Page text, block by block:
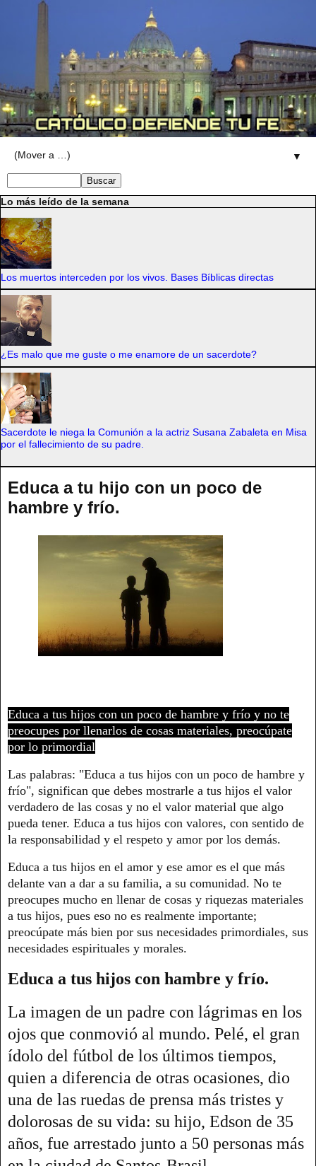
▼
Lo más leído de la semana
Los muertos interceden por los vivos. Bases Bíblicas directas
¿Es malo que me guste o me enamore de un sacerdote?
Sacerdote le niega la Comunión a la actriz Susana Zabaleta en Misa
por el fallecimiento de su padre.
Educa a tu hijo con un poco de
hambre y frío.
Educa a tus hijos con un poco de hambre y frío y no te
preocupes por llenarlos de cosas materiales, preocúpate
por lo primordial
Las palabras: "Educa a tus hijos con un poco de hambre y
frío", significan que debes mostrarle a tus hijos el valor
verdadero de las cosas y no el valor material que algo
pueda tener. Educa a tus hijos con valores, con sentido de
la responsabilidad y el respeto y amor por los demás.
Educa a tus hijos en el amor y ese amor es el que más
delante van a dar a su familia, a su comunidad. No te
preocupes mucho en llenar de cosas y riquezas materiales
a tus hijos, pues eso no es realmente importante;
preocúpate más bien por sus necesidades primordiales, sus
necesidades espirituales y morales.
Educa a tus hijos con hambre y frío.
La imagen de un padre con lágrimas en los
ojos que conmovió al mundo. Pelé, el gran
ídolo del fútbol de los últimos tiempos,
quien a diferencia de otras ocasiones, dio
una de las ruedas de prensa más tristes y
dolorosas de su vida: su hijo, Edson de 35
años, fue arrestado junto a 50 personas más